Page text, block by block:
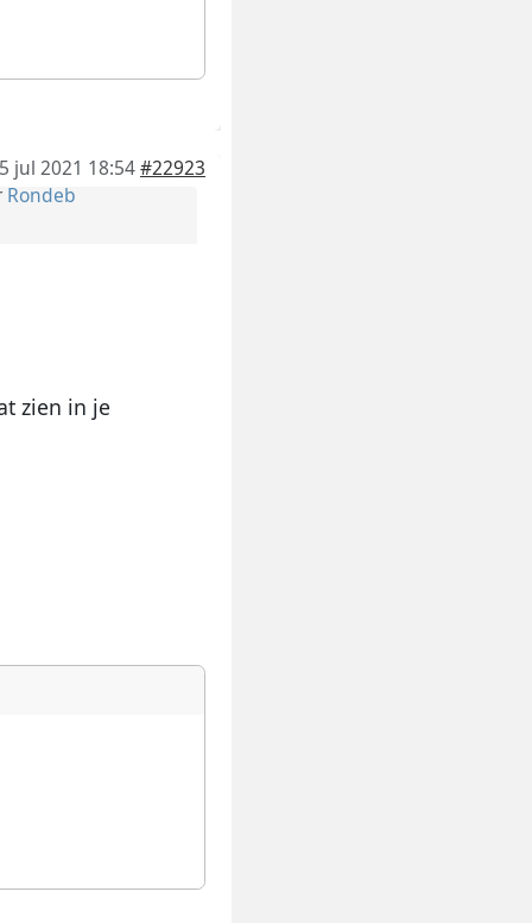
jul 2021 18:54#22923
Rondeb
zien in je